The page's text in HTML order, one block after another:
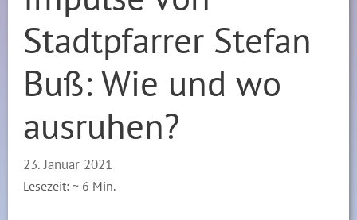
Stadtpfarrer Stefan
Buß: Wie und wo
ausruhen?
23. Januar 2021
Lesezeit: ~ 6 Min.